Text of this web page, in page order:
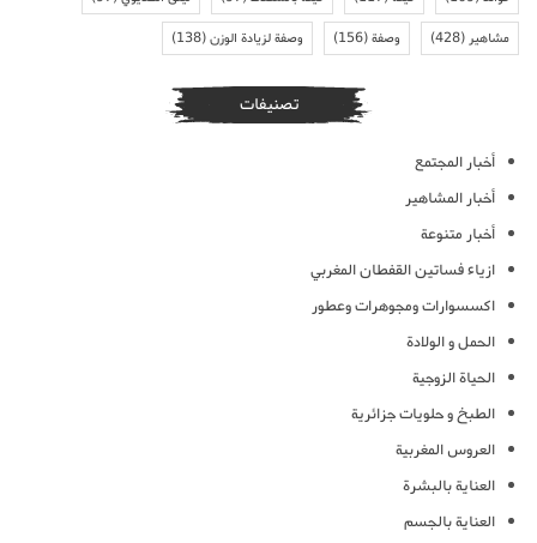
مشاهير(428) وصفة(156) وصفة لزيادة الوزن(138)
تصنيفات
أخبار المجتمع
أخبار المشاهير
أخبار متنوعة
ازياء فساتين القفطان المغربي
اكسسوارات ومجوهرات وعطور
الحمل و الولادة
الحياة الزوجية
الطبخ و حلويات جزائرية
العروس المغربية
العناية بالبشرة
العناية بالجسم